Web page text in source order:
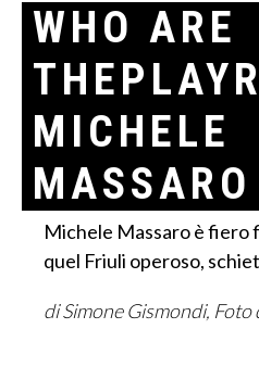
WHO ARE
MICHELE
MASSARO
Michele Massaro è fiero
quel Friuli operoso,
di Simone Gismondi,